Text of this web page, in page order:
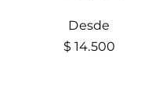
Desde
$ 14.500